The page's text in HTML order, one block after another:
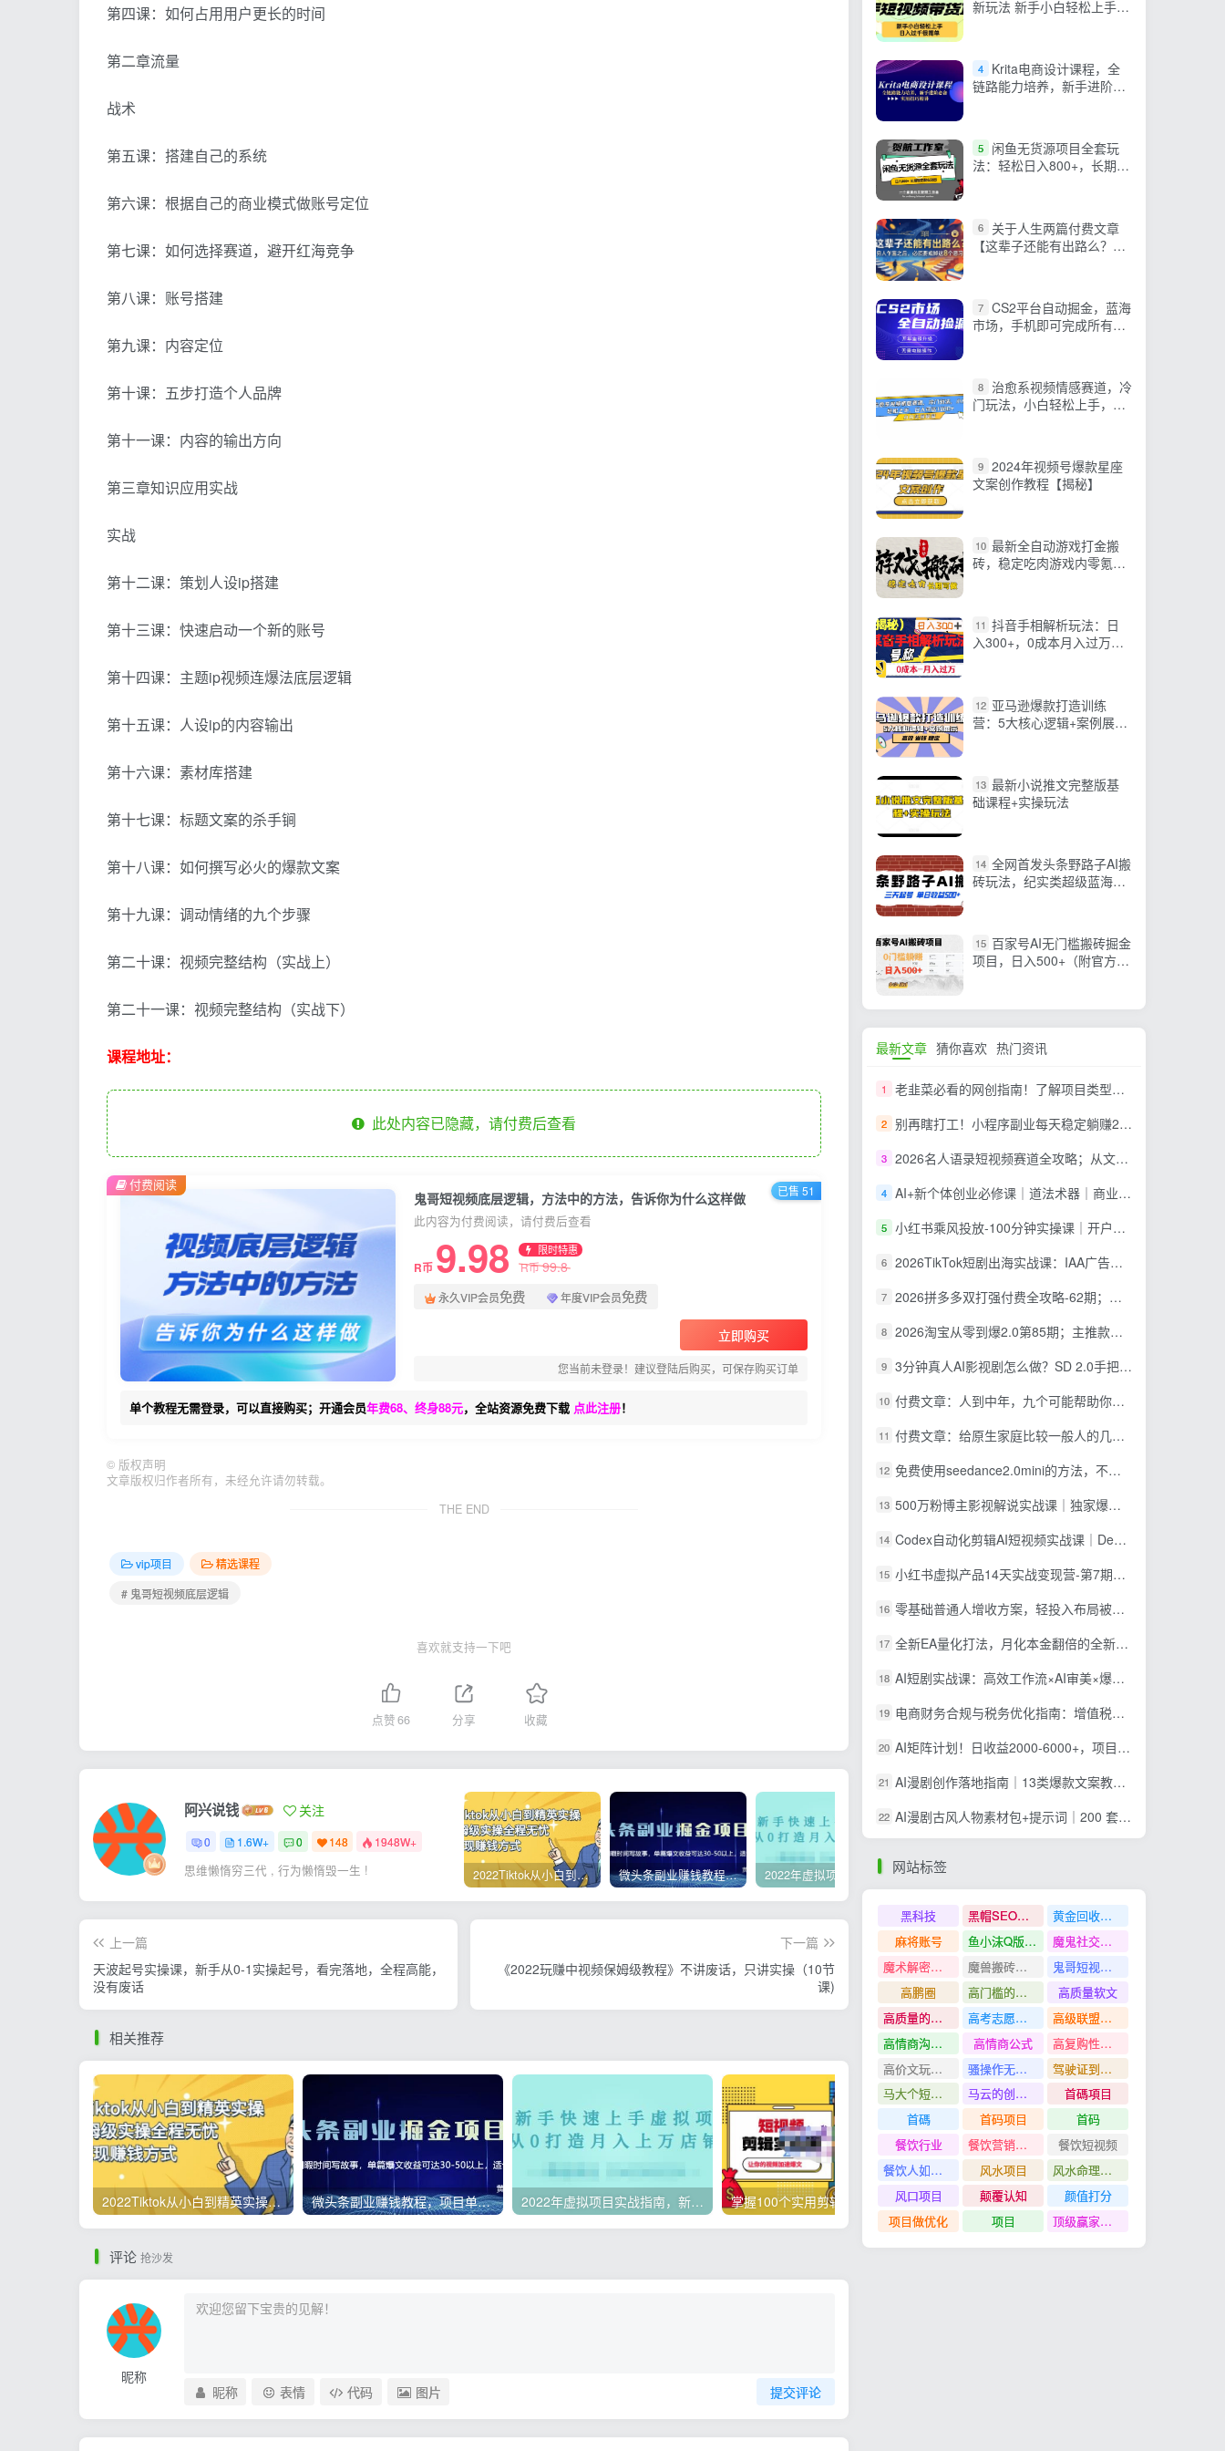
第四课：如何占用用户更长的时间
第二章流量
战术
第五课：搭建自己的系统
第六课：根据自己的商业模式做账号定位
第七课：如何选择赛道，避开红海竞争
第八课：账号搭建
第九课：内容定位
第十课：五步打造个人品牌
第十一课：内容的输出方向
第三章知识应用实战
实战
第十二课：策划人设ip搭建
第十三课：快速启动一个新的账号
第十四课：主题ip视频连爆法底层逻辑
第十五课：人设ip的内容输出
第十六课：素材库搭建
第十七课：标题文案的杀手锏
第十八课：如何撰写必火的爆款文案
第十九课：调动情绪的九个步骤
第二十课：视频完整结构（实战上）
第二十一课：视频完整结构（实战下）
课程地址：
此处内容已隐藏，请付费后查看
鬼哥短视频底层逻辑，方法中的方法，告诉你为什么这样做
此内容为付费阅读，请付费后查看
R币 9.98 限时特惠
R币99.8
永久VIP会员免费 年度VIP会员免费
立即购买
您当前未登录！建议登陆后购买，可保存购买订单
单个教程无需登录，可以直接购买；开通会员年费68、终身88元，全站资源免费下载 点此注册！
付费阅读 已售 51
© 版权声明
文章版权归作者所有，未经允许请勿转载。
THE END
vip项目
精选课程
# 鬼哥短视频底层逻辑
喜欢就支持一下吧
点赞66 分享 收藏
阿兴说钱 关注
0 1.6W+ 0 148 1948W+
思维懒惰穷三代 , 行为懒惰毁一生 ! 2022Tiktok从小白到精英实操，0-1保姆级实操全程无忧，多种变现赚钱方式 微头条副业赚钱教程，项目单号单天做到50-100+收益
上一篇
天波起号实操课，新手从0-1实操起号，看完落地，全程高能，
没有废话
下一篇
《2022玩赚中视频保姆级教程》不讲废话，只讲实操（10节
课)
相关推荐
2022Tiktok从小白到精英实操，0-1保姆级实操全程无忧，多种变现赚钱方式 微头条副业赚钱教程，项目单号单天做到50-100+收益 2022年虚拟项目实战指南，新手从0打造月入上万店铺【视频课程】 掌握100个实用剪辑方法，让你的视频加速上热门 忠余网创《百战奇略》第二法：零基础带你识破赚钱项目共生
评论 抢沙发
昵称
提交评论
昵称 表情 代码 图片
新玩法 新手小白轻松上手，
4
Krita电商设计课程，全
链路能力培养，新手进阶必
5
闲鱼无货源项目全套玩
法：轻松日入800+，长期稳
6
关于人生两篇付费文章
【这辈子还能有出路么？】
7 CS2平台自动掘金，蓝海
市场，手机即可完成所有操
8 治愈系视频情感赛道，冷
门玩法，小白轻松上手，日
9 2024年视频号爆款星座
文案创作教程【揭秘】
10 最新全自动游戏打金搬
砖，稳定吃肉游戏内零氪
11 抖音手相解析玩法：日
入300+，0成本月入过万的
12 亚马逊爆款打造训练
营：5大核心逻辑+案例展示
13 最新小说推文完整版基
础课程+实操玩法
14 全网首发头条野路子AI搬
砖玩法，纪实类超级蓝海项
15 百家号AI无门槛搬砖掘金
项目，日入500+（附官方脚
最新文章 猜你喜欢 热门资讯
1 老韭菜必看的网创指南！了解项目类型，才能找到好的项目，才能拿到想要的结果
2 别再瞎打工！小程序副业每天稳定躺赚200+
3 2026名人语录短视频赛道全攻略；从文案撰写到声音克隆部署，系统掌握涨粉变现双赢制作技术
4 AI+新个体创业必修课｜道法术器｜商业逻辑·小红书流量·AI智能体｜低成本打造个人变现小生意全套教学
5 小红书乘风投放-100分钟实操课｜开户返点·标准投搭建·莱卡定向，新店建模撬动笔记自然流量全套教学
6 2026TikTok短剧出海实战课：IAA广告分账×IAP付费变现×账号搭建×平台规则×双轨爆发×回款全流程
7 2026拼多多双打强付费全攻略-62期；成本推广加托管双剑合璧，系统讲解7种付费玩法优劣势与选择策略
8 2026淘宝从零到爆2.0第85期；主推款五项高权重初始设置，改销量评晒秒单快速破零积累基础权重
9 3分钟真人AI影视剧怎么做？SD 2.0手把手完整制作流程｜Higgsfield 14天SD 2.0/2.5无限生成
10 付费文章：人到中年，九个可能帮助你延长寿命的习惯
11 付费文章：给原生家庭比较一般人的几点建议，打破阶层局限，实现个人与家族代际向上跃升
12 免费使用seedance2.0mini的方法，不能真人，可以无限10秒视频，9图+3音频参考
13 500万粉博主影视解说实战课｜独家爆款私藏思路，AI文案剪映PR剪辑发布全流程教学
14 Codex自动化剪辑AI短视频实战课｜DeepSeek V4 Pro多API联动，图文成片封装Skill全流程
15 小红书虚拟产品14天实战变现营-第7期：需求挖掘×AI+Skill原创×产品矩阵×内容笔记×一人公司进阶×全链路
16 零基础普通人增收方案，轻投入布局被动收入，多多虚拟月收益 1-3 万
17 全新EA量化打法，月化本金翻倍的全新策略，安全稳定持续输出
18 AI短剧实战课：高效工作流×AI审美×爆款拆解×文案角色场景分镜×LibTV进阶×站位控制×从脚本到成片交付全流程
19 电商财务合规与税务优化指南：增值税+企税+个税全覆盖，财务制度搭建落地纳税筹划方案
20 AI矩阵计划！日收益2000-6000+，项目绿色长久，安全稳健，合规靠谱，可批量放大。
21 AI漫剧创作落地指南｜13类爆款文案教学，Sora、即梦、GPT-Image全套出片工具实操教学
22 AI漫剧古风人物素材包+提示词｜200 套古代言情三视图，配套专属提示词短剧主角配角直接套用
网站标签
黑科技 黑帽SEO案例分析
黄金回收奢侈品
麻将账号
鱼小沫Q版人物团练课
魔鬼社交实战课全套课程
魔术解密教程
魔兽搬砖搞钱
鬼哥短视频底层逻辑
高鹏圈
高门槛的生意
高质量软文
高质量的问答和知识分享
高考志愿填报
高级联盟营销教程
高情商沟通管理课
高情商公式
高复购性行业
高价文玩众筹分红项目
骚操作无脑裂变
驾驶证到期换证
马大个短视频投放课
马云的创业故事
首碼項目
首碼
首码项目
首码
餐饮行业
餐饮营销管理特训班
餐饮短视频
餐饮人如何用团购给门店拓客
风水项目
风水命理项目
风口项目
颠覆认知
颜值打分
项目做优化
项目 顶级赢家思维